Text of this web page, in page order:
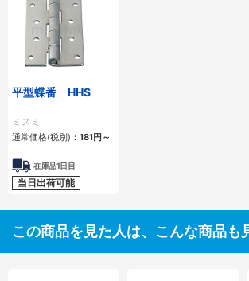
平型蝶番 HHS
ミスミ
通常価格(税別)： 181円 ～
在庫品1日目
当日出荷可能
この商品を見た人は、こんな商品も